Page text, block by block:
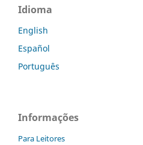
Idioma
English
Español
Português
Informações
Para Leitores